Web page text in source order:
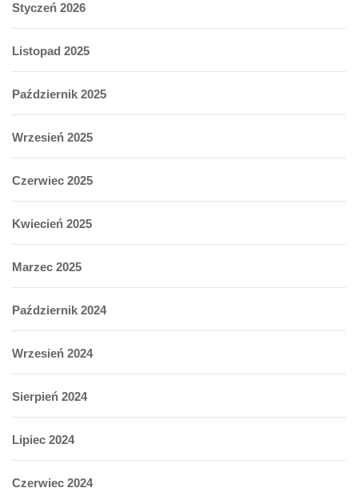
Styczeń 2026
Listopad 2025
Październik 2025
Wrzesień 2025
Czerwiec 2025
Kwiecień 2025
Marzec 2025
Październik 2024
Wrzesień 2024
Sierpień 2024
Lipiec 2024
Czerwiec 2024